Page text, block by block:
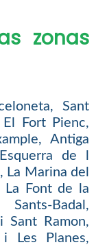
zonas
Sant
El Fort Pienc,
Antiga
de l
La Marina del
La Font de la
Badal,
Sant Ramon,
i Les Planes,